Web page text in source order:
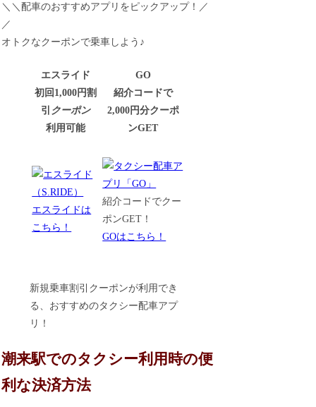
＼＼配車のおすすめアプリをピックアップ！／
／
オトクなクーポンで乗車しよう♪
エスライド
初回1,000円割
引 クーポン
利用可能
GO
紹介コードで
2,000円分クーポ
ンGET
エスライドは
こちら！
紹介コードでクー
ポンGET！
GOはこちら！
新規乗車割引クーポンが利用でき
る、おすすめのタクシー配車アプ
リ！
潮来駅でのタクシー利用時の便
利な決済方法